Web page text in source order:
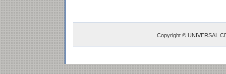
Copyright © UNIVERSAL